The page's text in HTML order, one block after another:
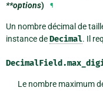
**options) ¶
Un nombre décimal de
instance deDecimal. Il
DecimalField.
Le nombre maximum